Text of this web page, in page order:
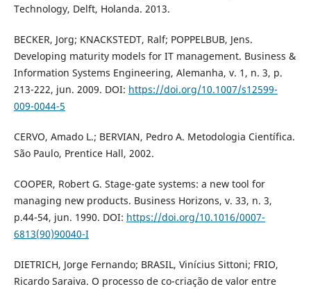
Technology, Delft, Holanda. 2013.
BECKER, Jorg; KNACKSTEDT, Ralf; POPPELBUB, Jens.
Developing maturity models for IT management. Business &
Information Systems Engineering, Alemanha, v. 1, n. 3, p.
213-222, jun. 2009. DOI: https://doi.org/10.1007/s12599-
009-0044-5
CERVO, Amado L.; BERVIAN, Pedro A. Metodologia Científica.
São Paulo, Prentice Hall, 2002.
COOPER, Robert G. Stage-gate systems: a new tool for
managing new products. Business Horizons, v. 33, n. 3,
p.44-54, jun. 1990. DOI: https://doi.org/10.1016/0007-
6813(90)90040-I
DIETRICH, Jorge Fernando; BRASIL, Vinícius Sittoni; FRIO,
Ricardo Saraiva. O processo de co-criação de valor entre